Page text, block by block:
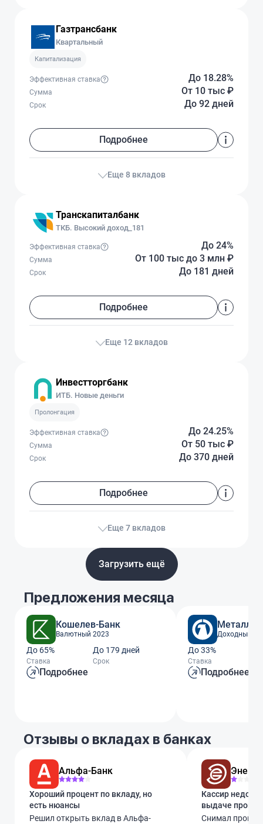
Газтрансбанк
Квартальный
Капитализация
До 18.28%
Эффективная ставка
От 10 тыс ₽
Сумма
До 92 дней
Срок
Подробнее
Еще 8 вкладов
Транскапиталбанк
ТКБ. Высокий доход_181
До 24%
Эффективная ставка
От 100 тыс до 3 млн ₽
Сумма
До 181 дней
Срок
Подробнее
Еще 12 вкладов
Инвестторгбанк
ИТБ. Новые деньги
Пролонгация
До 24.25%
Эффективная ставка
От 50 тыс ₽
Сумма
До 370 дней
Срок
Подробнее
Еще 7 вкладов
Загрузить ещё
Предложения месяца
Кошелев-Банк
Валютный 2023
До 65%
Ставка
До 179 дней
Срок
Подробнее
Доходный
До 33%
Ставка
Подробнее
Отзывы о вкладах в банках
Альфа-Банк
Хороший процент по вкладу, но
есть нюансы
Решил открыть вклад в Альфа-
Кассир
выдаче
Снимал